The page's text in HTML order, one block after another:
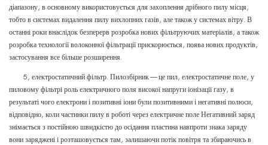
діапазону, в основному використовується для захоплення дрібного пилу місця,
тобто в системах видалення пилу вихлопних газів, але також у системах вітру. В
останні роки внаслідок безперерв розробка нових фільтруючих матеріалів, а також
розробка технології волоконної фільтрації прискорюється, поява нових продуктів,
застосування все більше розширення.
5, електростатичний фільтр. Пилозбірник — це пил, електростатичне поле, у
пиловому фільтрі роль електричного поля високої напруги іонізації газу, в
результаті чого електрони і позитивні іони були позитивними і негативні полюси,
відповідно, коли частинки пилу в роботі через електричне поле Негативний заряд
знімається з постійною швидкістю до осідання пластина навпроти знака заряду
вони заряджені і розташовується там, залишаючи потік повітря та збираючись в